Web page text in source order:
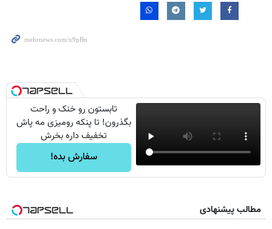
تابستون رو خنک و راحت
بگذرون! تا پنکه رومیزی مه پاش
تخفیف داره بخرش
سفارش بده!
مطالب پیشنهادی